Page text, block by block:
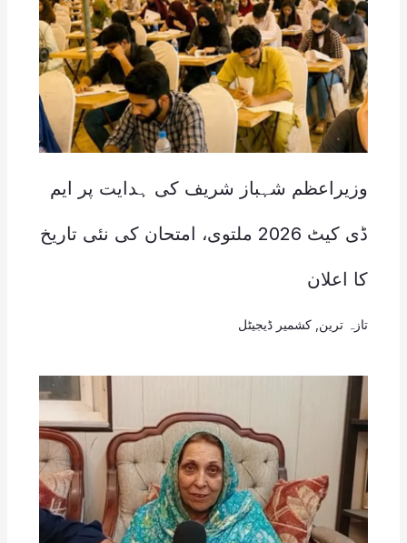
وزیراعظم شہباز شریف کی ہدایت پر ایم
ڈی کیٹ 2026 ملتوی، امتحان کی نئی تاریخ
کا اعلان
تازہ ترین کشمیر ڈیجیٹل